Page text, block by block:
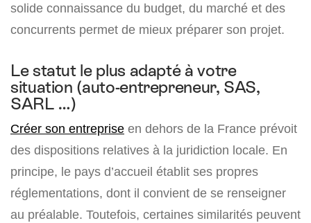
solide connaissance du budget, du marché et des
concurrents permet de mieux préparer son projet.
Le statut le plus adapté à votre
situation (auto-entrepreneur, SAS,
SARL …)
Créer son entreprise en dehors de la France prévoit
des dispositions relatives à la juridiction locale. En
principe, le pays d’accueil établit ses propres
réglementations, dont il convient de se renseigner
au préalable. Toutefois, certaines similarités peuvent